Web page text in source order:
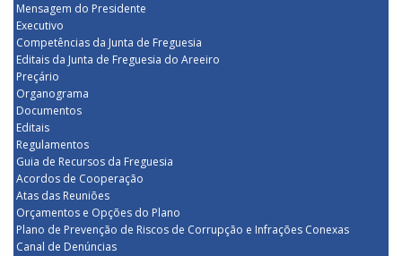
Mensagem do Presidente
Executivo
Competências da Junta de Freguesia
Editais da Junta de Freguesia do Areeiro
Preçário
Organograma
Documentos
Editais
Regulamentos
Guia de Recursos da Freguesia
Acordos de Cooperação
Atas das Reuniões
Orçamentos e Opções do Plano
Plano de Prevenção de Riscos de Corrupção e Infrações Conexas
Canal de Denúncias